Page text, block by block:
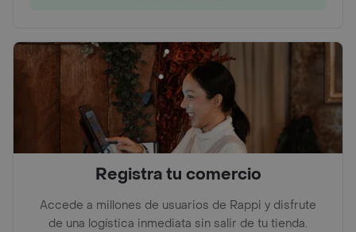
Registra tu comercio
Accede a millones de usuarios de Rappi y disfrute
de una logística inmediata sin salir de tu tienda.